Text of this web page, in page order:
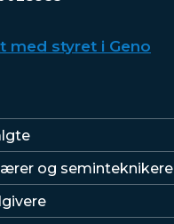
med styret i Geno
og seminteknikere